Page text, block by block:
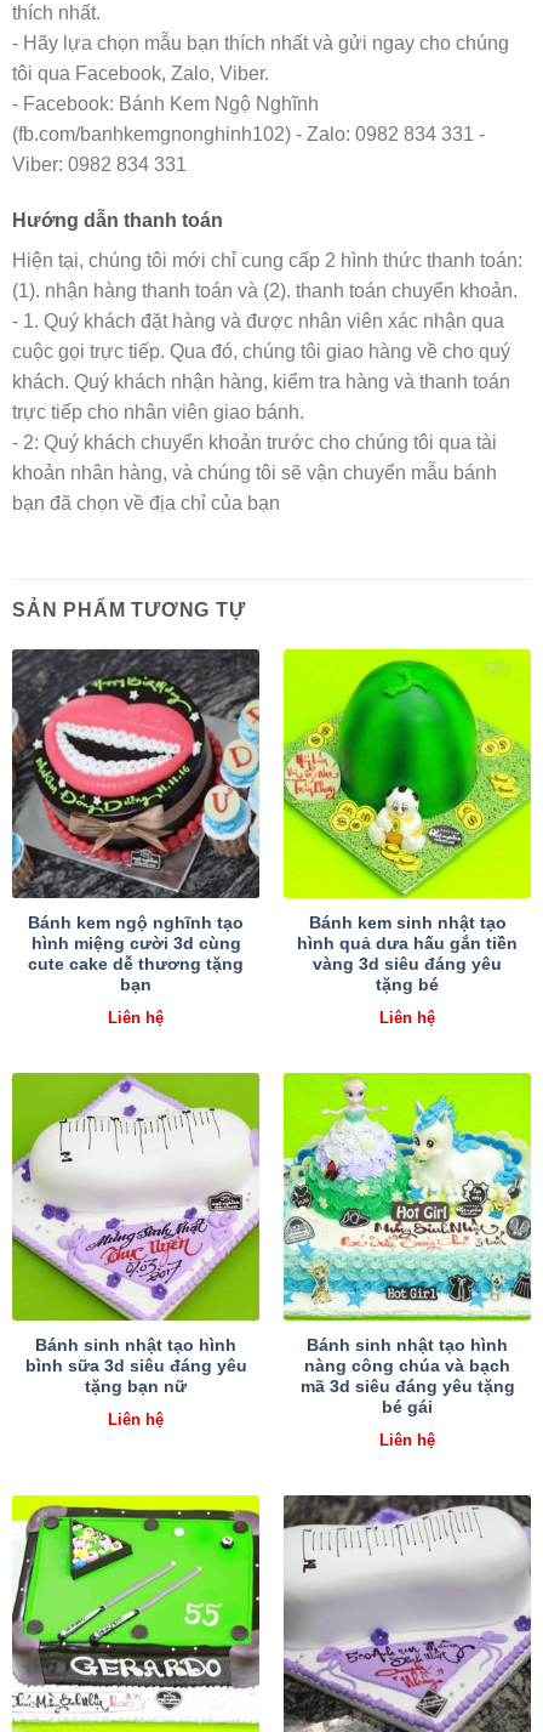
thích nhất.
- Hãy lựa chọn mẫu bạn thích nhất và gửi ngay cho chúng
tôi qua Facebook, Zalo, Viber.
- Facebook: Bánh Kem Ngộ Nghĩnh
(fb.com/banhkemgnonghinh102) - Zalo: 0982 834 331 -
Viber: 0982 834 331
Hướng dẫn thanh toán
Hiện tại, chúng tôi mới chỉ cung cấp 2 hình thức thanh toán:
(1). nhận hàng thanh toán và (2). thanh toán chuyển khoản.
- 1. Quý khách đặt hàng và được nhân viên xác nhận qua
cuộc gọi trực tiếp. Qua đó, chúng tôi giao hàng về cho quý
khách. Quý khách nhận hàng, kiểm tra hàng và thanh toán
trực tiếp cho nhân viên giao bánh.
- 2: Quý khách chuyển khoản trước cho chúng tôi qua tài
khoản nhân hàng, và chúng tôi sẽ vận chuyển mẫu bánh
bạn đã chọn về địa chỉ của bạn
SẢN PHẨM TƯƠNG TỰ
Bánh kem ngộ nghĩnh tạo
hình miệng cười 3d cùng
cute cake dễ thương tặng
bạn
Liên hệ
Bánh kem sinh nhật tạo
hình quả dưa hấu gắn tiền
vàng 3d siêu đáng yêu
tặng bé
Liên hệ
Bánh sinh nhật tạo hình
bình sữa 3d siêu đáng yêu
tặng bạn nữ
Liên hệ
Bánh sinh nhật tạo hình
nàng công chúa và bạch
mã 3d siêu đáng yêu tặng
bé gái
Liên hệ